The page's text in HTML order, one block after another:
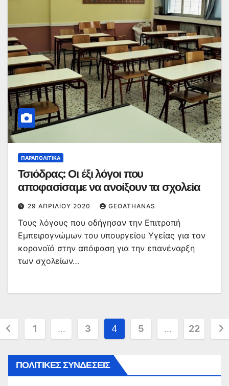
ΠΑΡΑΠΟΛΙΤΙΚΆ
Τσιόδρας: Οι έξι λόγοι που
αποφασίσαμε να ανοίξουν τα σχολεία
29 ΑΠΡΙΛΊΟΥ 2020 GEOATHANAS
Τους λόγους που οδήγησαν την Επιτροπή
Εμπειρογνώμων του υπουργείου Υγείας για τον
κορονοϊό στην απόφαση για την επανέναρξη
των σχολείων…
1 … 3 4 5 … 22
ΠΟΛΙΤΙΚΕΣ ΣΥΝΔΕΣΕΙΣ